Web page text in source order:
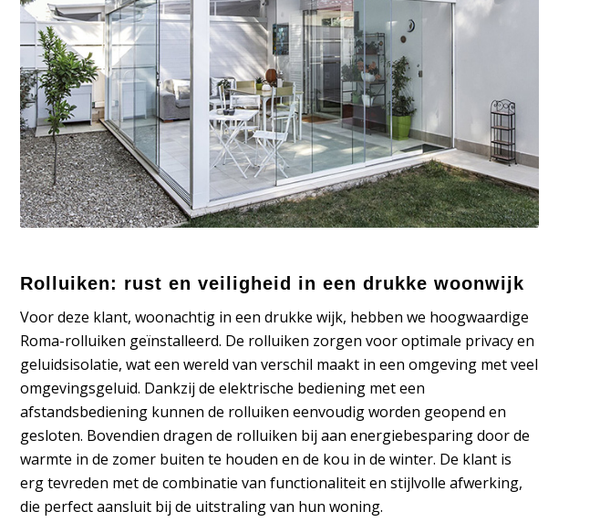
Rolluiken: rust en veiligheid in een drukke woonwijk
Voor deze klant, woonachtig in een drukke wijk, hebben we hoogwaardige
Roma-rolluiken geïnstalleerd. De rolluiken zorgen voor optimale privacy en
geluidsisolatie, wat een wereld van verschil maakt in een omgeving met veel
omgevingsgeluid. Dankzij de elektrische bediening met een
afstandsbediening kunnen de rolluiken eenvoudig worden geopend en
gesloten. Bovendien dragen de rolluiken bij aan energiebesparing door de
warmte in de zomer buiten te houden en de kou in de winter. De klant is
erg tevreden met de combinatie van functionaliteit en stijlvolle afwerking,
die perfect aansluit bij de uitstraling van hun woning.